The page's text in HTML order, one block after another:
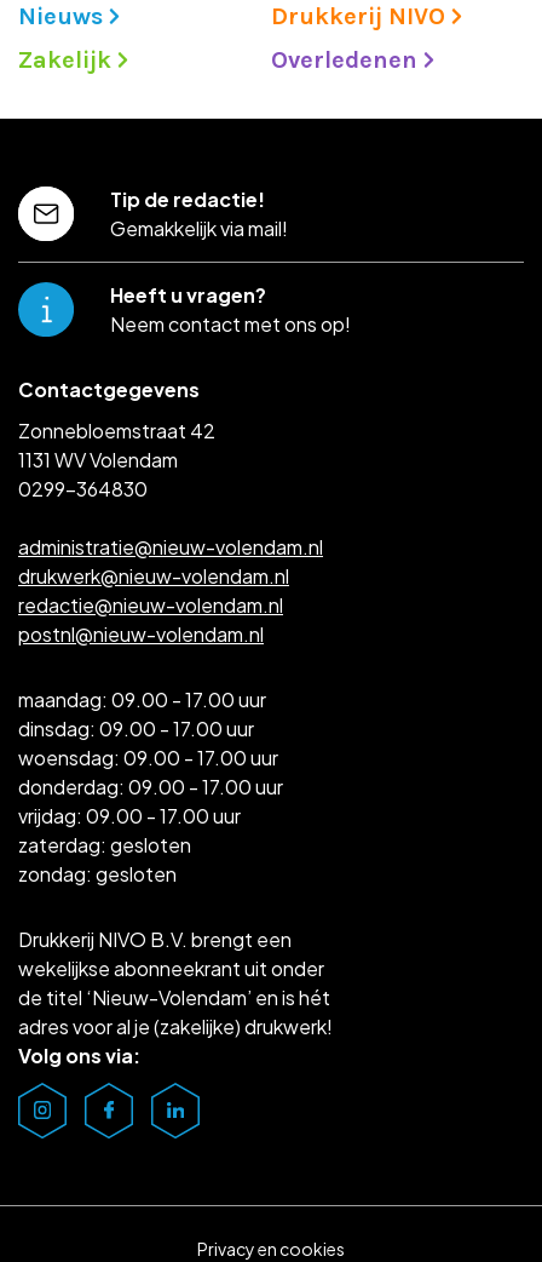
Nieuws
Drukkerij NIVO
Zakelijk
Overledenen
Drukkerij NIVO B.V. brengt een
wekelijkse abonneekrant uit onder
de titel ‘Nieuw-Volendam’ en is hét
adres voor al je (zakelijke) drukwerk!
Volg ons via:
Contactgegevens
Zonnebloemstraat 42
1131 WV Volendam
0299-364830
administratie@nieuw-volendam.nl
drukwerk@nieuw-volendam.nl
redactie@nieuw-volendam.nl
postnl@nieuw-volendam.nl
maandag: 09.00 - 17.00 uur
dinsdag: 09.00 - 17.00 uur
woensdag: 09.00 - 17.00 uur
donderdag: 09.00 - 17.00 uur
vrijdag: 09.00 - 17.00 uur
zaterdag: gesloten
zondag: gesloten
Tip de redactie!
Gemakkelijk via mail!
Heeft u vragen?
Neem contact met ons op!
Privacy en cookies